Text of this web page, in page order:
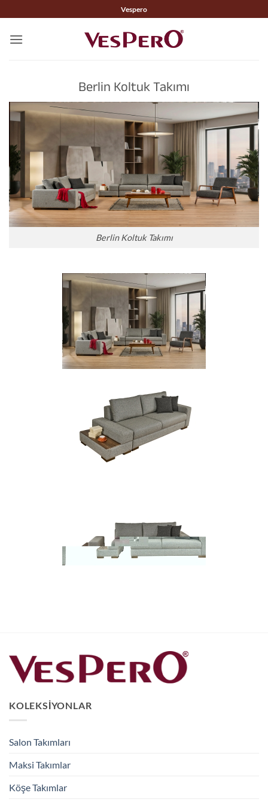
atla
Vespero
Berlin Koltuk Takımı
Berlin Koltuk Takımı
KOLEKSIYONLAR
Salon Takımları
Maksi Takımlar
Köşe Takımlar